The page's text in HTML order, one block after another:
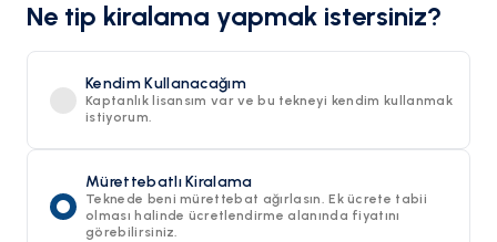
Ne tip kiralama yapmak istersiniz?
Kendim Kullanacağım
Kaptanlık lisansım var ve bu tekneyi kendim kullanmak
istiyorum.
Mürettebatlı Kiralama
Teknede beni mürettebat ağırlasın. Ek ücrete tabii
olması halinde ücretlendirme alanında fiyatını
görebilirsiniz.